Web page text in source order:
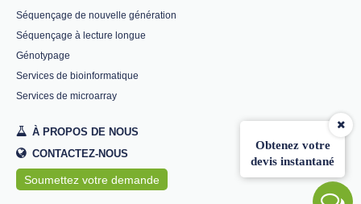
Obtenez votre
devis instantané
Séquençage de nouvelle génération
Séquençage à lecture longue
Génotypage
Services de bioinformatique
Services de microarray
À PROPOS DE NOUS
CONTACTEZ-NOUS
Soumettez votre demande